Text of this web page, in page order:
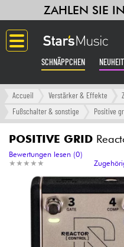
ZAHLEN SIE
SCHNÄPPCHEN
Langue
Verstärker & Effekte
Klaviere & Piano
Synths & samplers
Accueil Verstärker & Effekte
Fußschalter & sonstige
Positive
POSITIVE GRID
★ ★ ★ ★ ★
★ ★ ★ ★ ★
Bewertungen lesen (0)